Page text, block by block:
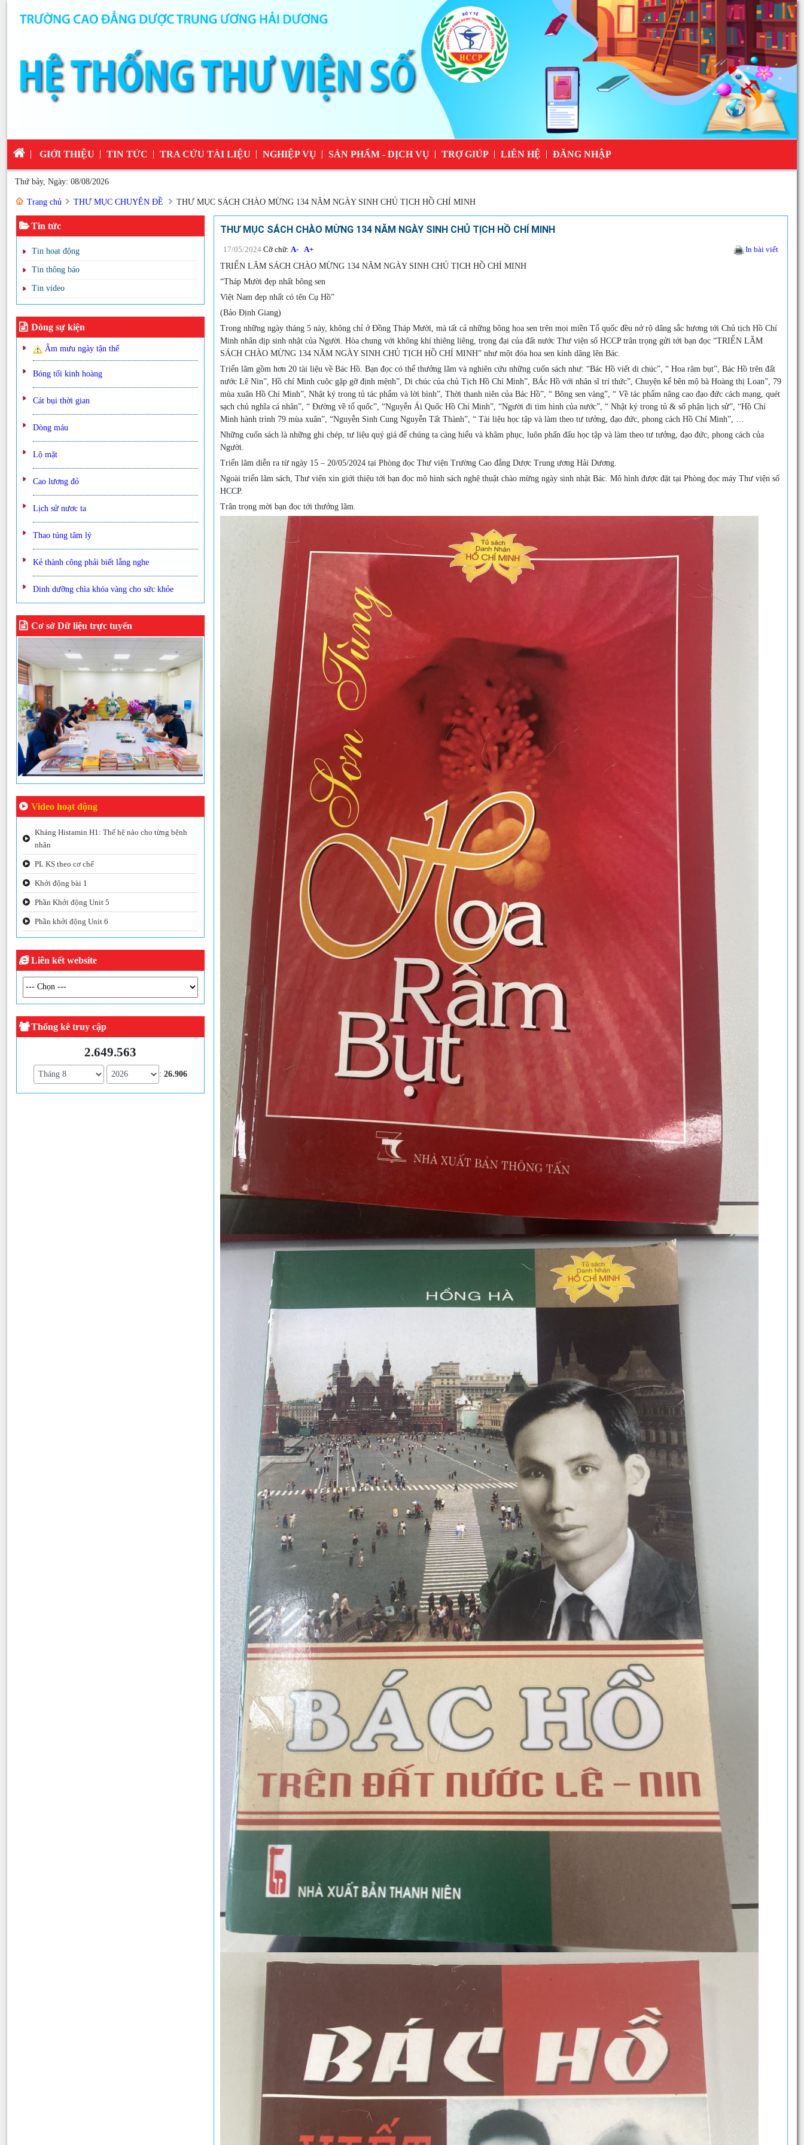
GIỚI THIỆU TIN TỨC TRA CỨU TÀI LIỆU NGHIỆP VỤ SẢN PHẨM - DỊCH VỤ TRỢ GIÚP LIÊN HỆ ĐĂNG NHẬP
Thứ bảy, Ngày: 08/08/2026
Trang chủ THƯ MỤC CHUYÊN ĐỀ THƯ MỤC SÁCH CHÀO MỪNG 134 NĂM NGÀY SINH CHỦ TỊCH HỒ CHÍ MINH
Tin tức
Tin hoạt động
Tin thông báo
Tin video
Dòng sự kiện
Âm mưu ngày tận thế
Bóng tối kinh hoàng
Cát bụi thời gian
Dòng máu
Lộ mặt
Cao lương đỏ
Lịch sử nươc ta
Thao túng tâm lý
Kẻ thành công phải biết lắng nghe
Dinh dưỡng chìa khóa vàng cho sức khỏe
Cơ sở Dữ liệu trực tuyến
Video hoạt động
Kháng Histamin H1: Thế hệ nào cho từng bệnh
nhân
PL KS theo cơ chế
Khởi động bài 1
Phần Khởi động Unit 5
Phần khởi động Unit 6
Liên kết website
Thống kê truy cập
2.649.563
: 26.906
THƯ MỤC SÁCH CHÀO MỪNG 134 NĂM NGÀY SINH CHỦ TỊCH HỒ CHÍ MINH
17/05/2024 Cỡ chữ: A- A+
In bài viết
TRIỂN LÃM SÁCH CHÀO MỪNG 134 NĂM NGÀY SINH CHỦ TỊCH HỒ CHÍ MINH
“Tháp Mười đẹp nhất bông sen
Việt Nam đẹp nhất có tên Cụ Hồ”
(Bảo Định Giang)
Trong những ngày tháng 5 này, không chỉ ở Đồng Tháp Mười, mà tất cả những bông hoa sen trên mọi miền Tổ quốc đều nở rộ dâng sắc hương tới Chủ tịch Hồ Chí
Minh nhân dịp sinh nhật của Người. Hòa chung với không khí thiêng liêng, trọng đại của đất nước Thư viện số HCCP trân trọng gửi tới bạn đọc “TRIỂN LÃM
SÁCH CHÀO MỪNG 134 NĂM NGÀY SINH CHỦ TỊCH HỒ CHÍ MINH” như một đóa hoa sen kính dâng lên Bác.
Triển lãm gồm hơn 20 tài liệu về Bác Hồ. Bạn đọc có thể thưởng lãm và nghiên cứu những cuốn sách như: “Bác Hồ viết di chúc”, “ Hoa râm bụt”, Bác Hồ trên đất
nước Lê Nin”, Hồ chí Minh cuộc gặp gỡ định mệnh”, Di chúc của chủ Tịch Hồ Chí Minh”, BÁc Hồ với nhân sĩ trí thức”, Chuyện kể bên mộ bà Hoàng thị Loan”, 79
mùa xuân Hồ Chí Minh”, Nhật ký trong tủ tác phẩm và lời bình”, Thời thanh niên của Bác Hồ”, “ Bông sen vàng”, “ Về tác phẩm nâng cao đạo đức cách mạng, quét
sạch chủ nghĩa cá nhân”, “ Đường về tổ quốc”, “Nguyễn Ái Quốc Hồ Chí Minh”, “Người đi tìm hình của nước”, “ Nhật ký trong tủ & số phận lịch sử”, “Hồ Chí
Minh hành trình 79 mùa xuân”, “Nguyễn Sinh Cung Nguyễn Tất Thành”, “ Tài liệu học tập và làm theo tư tưởng, đạo đức, phong cách Hồ Chí Minh”, …
Những cuốn sách là những ghi chép, tư liệu quý giá để chúng ta càng hiểu và khâm phục, luôn phấn đấu học tập và làm theo tư tưởng, đạo đức, phong cách của
Người.
Triển lãm diễn ra từ ngày 15 – 20/05/2024 tại Phòng đọc Thư viện Trường Cao đẳng Dược Trung ương Hải Dương.
Ngoài triển lãm sách, Thư viện xin giới thiệu tới bạn đọc mô hình sách nghệ thuật chào mừng ngày sinh nhật Bác. Mô hình được đặt tại Phòng đọc máy Thư viện số
HCCP.
Trân trọng mời bạn đọc tới thưởng lãm.